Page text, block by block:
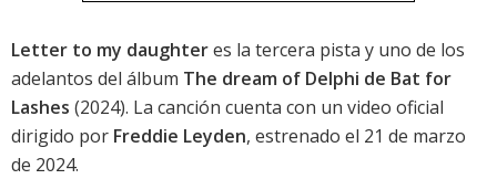
Letter to my daughteres la tercera pista y uno de los
adelantos del álbum The dream of Delphi de Bat for
Lashes (2024). La canción cuenta con un video oficial
dirigido por Freddie Leyden, estrenado el 21 de marzo
de 2024.